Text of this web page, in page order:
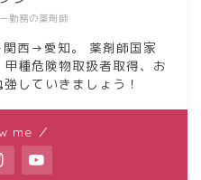
勤務の薬剤師
西→愛知。 薬剤師国家
種危険物取扱者取得、お
していきましょう！
me ／